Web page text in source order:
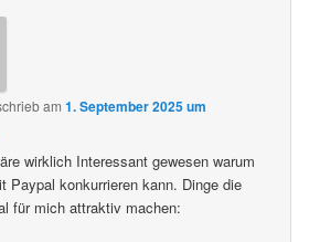
am1. September 2025 um
wirklich Interessant gewesen warum
Paypal konkurrieren kann. Dinge die
für mich attraktiv machen: